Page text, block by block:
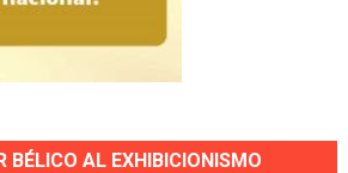
BÉLICO AL EXHIBICIONISMO